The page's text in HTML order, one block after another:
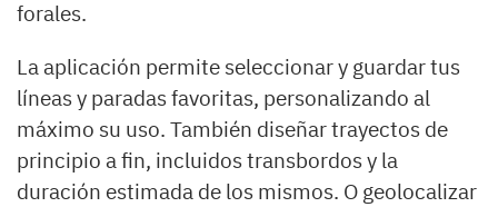
forales.
La aplicación permite seleccionar y guardar tus
líneas y paradas favoritas, personalizando al
máximo su uso. También diseñar trayectos de
principio a fin, incluidos transbordos y la
duración estimada de los mismos. O geolocalizar